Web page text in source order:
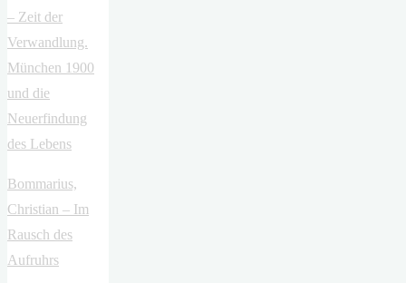
– Zeit der
Verwandlung.
München 1900
und die
Neuerfindung
des Lebens
Bommarius,
Christian – Im
Rausch des
Aufruhrs